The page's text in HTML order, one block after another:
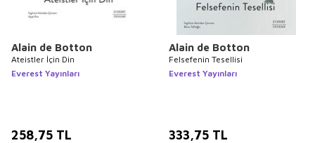
Alain de Botton
Ateistler İçin Din
Everest Yayınları
258,75 TL
Alain de Botton
Felsefenin Tesellisi
Everest Yayınları
333,75 TL